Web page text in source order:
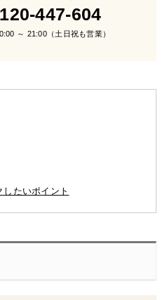
447-604
～ 21:00（土日祝も営業）
たいポイント